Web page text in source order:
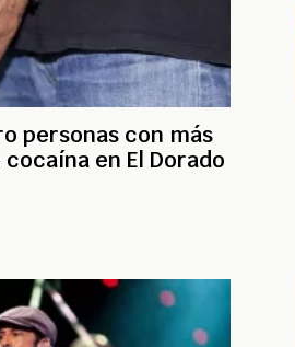
personas con más
en El Dorado